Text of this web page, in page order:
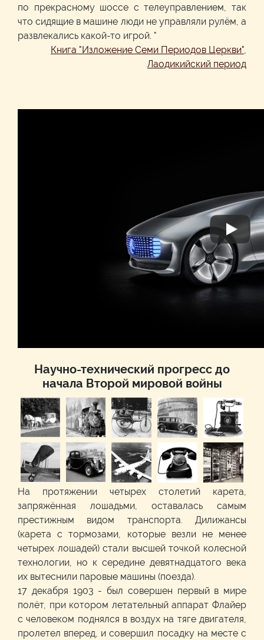
по прекрасному шоссе с телеуправлением, так
что сидящие в машине люди не управляли рулём, а
развлекались какой-то игрой. "
Книга "Изложение Семи Периодов Церкви",
Лаодикийский период
Научно-технический прогресс до
начала Второй мировой войны
На протяжении четырех столетий карета,
запряжённая лошадьми, оставалась самым
престижным видом транспорта. Дилижансы
(карета с тормозами, которые везли не менее
четырех лошадей) стали высшей точкой колесной
технологии, но к середине девятнадцатого века
их вытеснили паровые машины (поезда).
17 декабря 1903 - был совершен первый в мире
полёт, при котором летательный аппарат Флайер
с человеком поднялся в воздух на тяге двигателя,
пролетел вперед, и совершил посадку на месте с